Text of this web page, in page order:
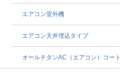
エアコン室外機
エアコン天井埋込タイプ
オールチタンAC（エアコン）コート